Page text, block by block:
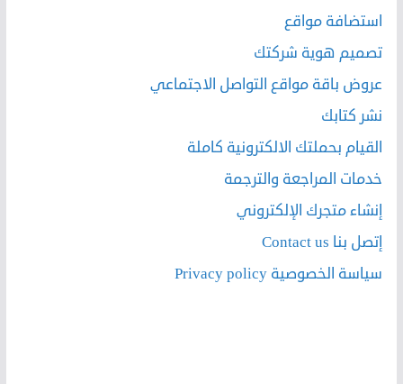
استضافة مواقع
تصميم هوية شركتك
عروض باقة مواقع التواصل الاجتماعي
نشر كتابك
القيام بحملتك الالكترونية كاملة
خدمات المراجعة والترجمة
إنشاء متجرك الإلكتروني
إتصل بنا Contact us
سياسة الخصوصية Privacy policy